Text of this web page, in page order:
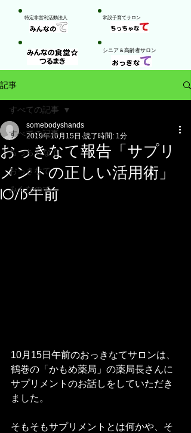
特定非営利活動法人 ​常設子育てサロン
​シニア＆高齢者サロン
記事
すべての記事
ちっちゃなて
おっきなて
みんなのて
すべての記事
おっきなて報告「サプリ
メントの正しい活用術」
10/15午前
somebodyshands
2019年10月15日 読了時間: 1分
10月15日午前のおっきなてサロンは、
鶴巻の「かもめ薬局」の薬局長さんに
サプリメントのお話しをしていただき
ました。
そもそもサプリメントとは何かや、そ